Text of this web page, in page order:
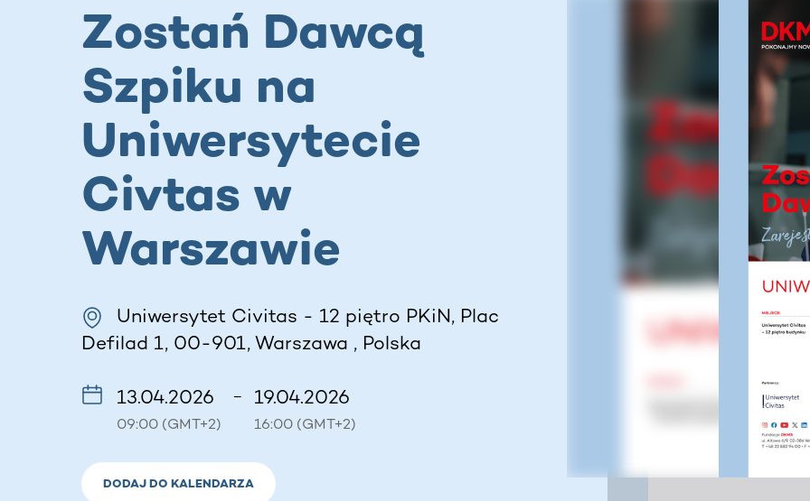
Zostań Dawcą
Szpiku na
Uniwersytecie
Civtas w
Warszawie
Uniwersytet Civitas - 12 piętro PKiN, Plac
Defilad 1, 00-901, Warszawa , Polska
13.04.2026
09:00 (GMT+2)
– 19.04.2026
16:00 (GMT+2)
DODAJ DO KALENDARZA